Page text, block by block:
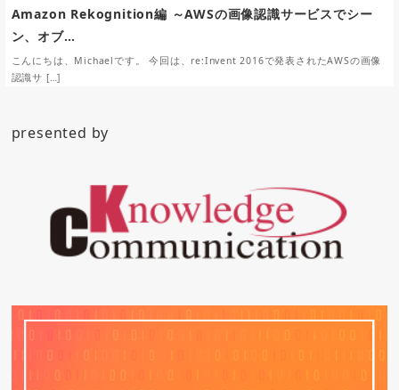
Amazon Rekognition編 ～AWSの画像認識サービスでシー
ン、オブ…
こんにちは、Michaelです。 今回は、re:Invent 2016で発表されたAWSの画像
認識サ […]
presented by